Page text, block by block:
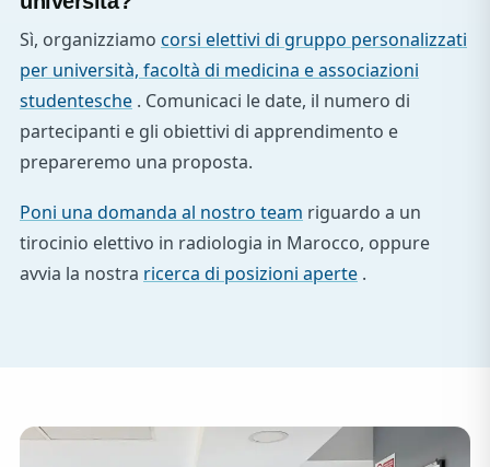
Sì, organizziamo corsi elettivi di gruppo personalizzati
per università, facoltà di medicina e associazioni
studentesche . Comunicaci le date, il numero di
partecipanti e gli obiettivi di apprendimento e
prepareremo una proposta.
Poni una domanda al nostro team riguardo a un
tirocinio elettivo in radiologia in Marocco, oppure
avvia la nostra ricerca di posizioni aperte .